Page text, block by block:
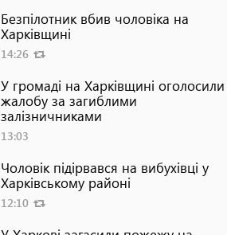
Безпілотник вбив чоловіка на
Харківщині
14:26
У громаді на Харківщині оголосили
жалобу за загиблими
залізничниками
13:03
Чоловік підірвався на вибухівці у
Харківському районі
12:10